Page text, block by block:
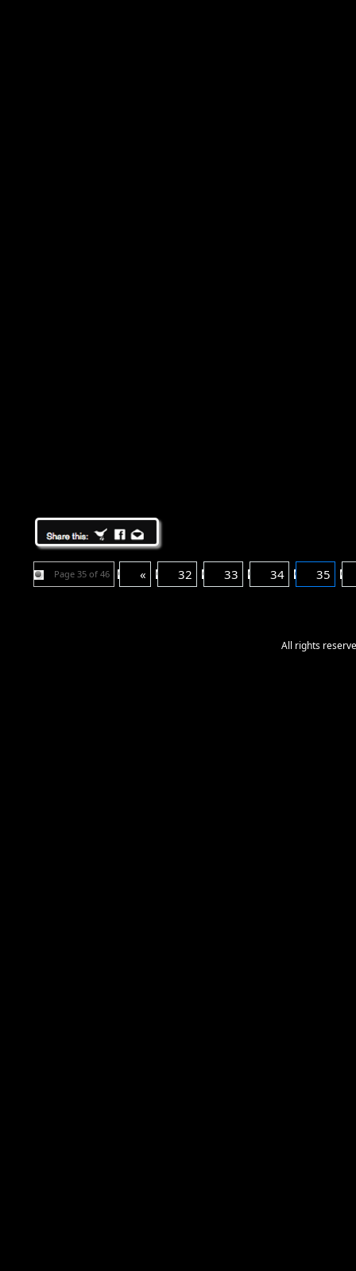
Page 35 of 46 « 32 33 34 35
All rights